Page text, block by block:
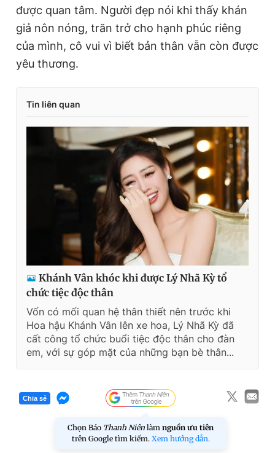
được quan tâm. Người đẹp nói khi thấy khán
giả nôn nóng, trăn trở cho hạnh phúc riêng
của mình, cô vui vì biết bản thân vẫn còn được
yêu thương.
Tin liên quan
Khánh Vân khóc khi được Lý Nhã Kỳ tổ
chức tiệc độc thân
Vốn có mối quan hệ thân thiết nên trước khi
Hoa hậu Khánh Vân lên xe hoa, Lý Nhã Kỳ đã
cất công tổ chức buổi tiệc độc thân cho đàn
em, với sự góp mặt của những bạn bè thân...
Chia sẻ
Chọn Báo Thanh Niên làm nguồn ưu tiên
trên Google tìm kiếm. Xem hướng dẫn.